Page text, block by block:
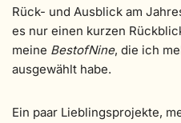
Rück- und Ausblick am
es nur einen kurzen
meine BestofNine, die ich
ausgewählt habe.
Ein paar Lieblingsprojekte,